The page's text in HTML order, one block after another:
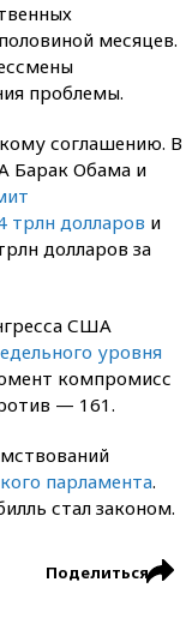
месяцев.
проблемы.
соглашению. В
Барак Обама и
трлн долларов и
долларов за
США
уровня
компромисс
— 161.
парламента.
стал законом.
Поделиться